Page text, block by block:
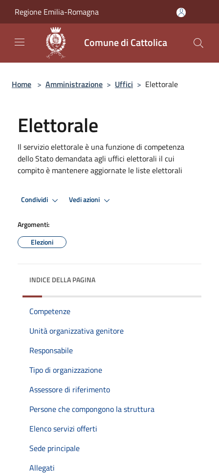
Regione Emilia-Romagna
Comune di Cattolica
Home > Amministrazione > Uffici > Elettorale
Elettorale
Il servizio elettorale è una funzione di competenza
dello Stato demandata agli uffici elettorali il cui
compito è mantenere aggiornate le liste elettorali
Condividi Vedi azioni
Argomenti:
Elezioni
INDICE DELLA PAGINA
Competenze
Unità organizzativa genitore
Responsabile
Tipo di organizzazione
Assessore di riferimento
Persone che compongono la struttura
Elenco servizi offerti
Sede principale
Allegati